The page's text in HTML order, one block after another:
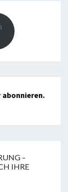
abonnieren.
–
IHRE